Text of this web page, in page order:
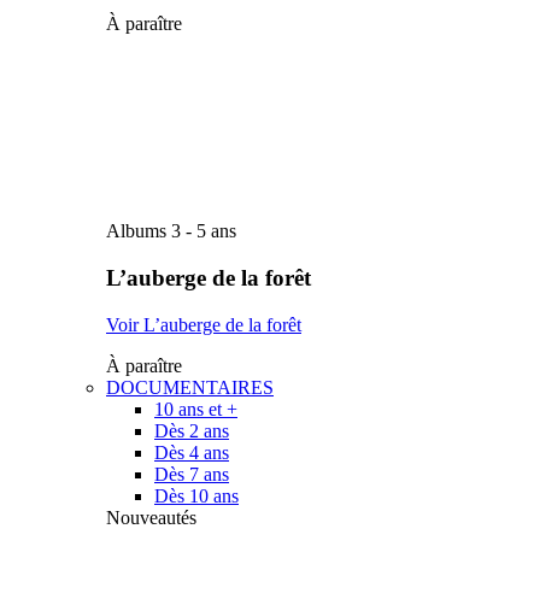
À paraître
Albums 3 - 5 ans
L’auberge de la forêt
Voir L’auberge de la forêt
À paraître
DOCUMENTAIRES
10 ans et +
Dès 2 ans
Dès 4 ans
Dès 7 ans
Dès 10 ans
Nouveautés